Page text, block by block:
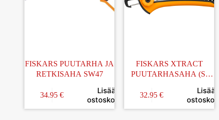
FISKARS PUUTARHA JA
RETKISAHA SW47
34.95 €
Lisää
ostoskoriin
FISKARS XTRACT
PUUTARHASAHA (S)
32.95 €
Lisää